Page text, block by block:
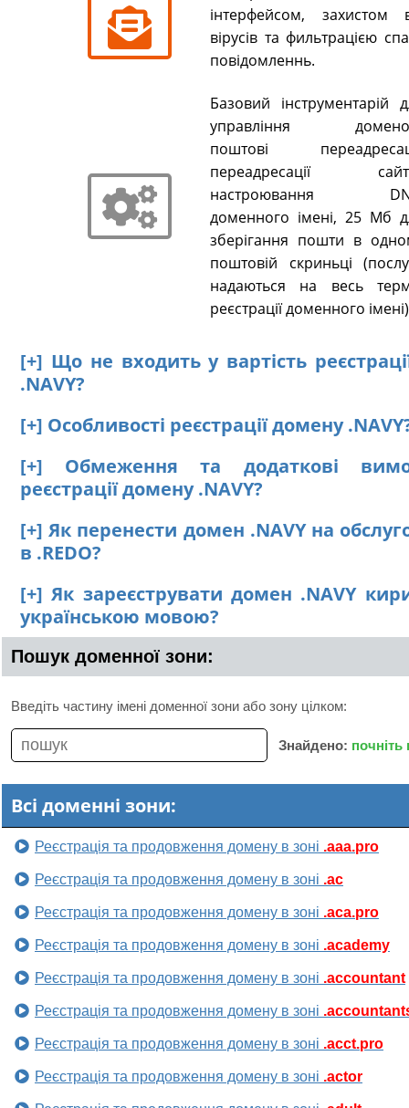
інтерфейсом, захистом
вірусів та фильтрацією
повідомленнь.
Базовий інструментарій
управління
поштові
переадресації
настроювання
доменного імені, 25 Мб
зберігання пошти в
поштовій скриньці
надаються на весь
реєстрації доменного
[+] Що не входить у вартість
.NAVY?
[+] Особливості реєстрації домену
[+] Обмеження та додаткові
реєстрації домену .NAVY?
[+] Як перенести домен .NAVY на
в .REDO?
[+] Як зареєструвати домен .NAVY
українською мовою?
Пошук доменної зони:
Введіть частину імені доменної зони або зону цілком:
Знайдено:
Всі доменні зони:
Реєстрація та продовження домену в зоні .aaa.pro
Реєстрація та продовження домену в зоні .ac
Реєстрація та продовження домену в зоні .aca.pro
Реєстрація та продовження домену в зоні .academy
Реєстрація та продовження домену в зоні .accountant
Реєстрація та продовження домену в зоні
Реєстрація та продовження домену в зоні .acct.pro
Реєстрація та продовження домену в зоні .actor